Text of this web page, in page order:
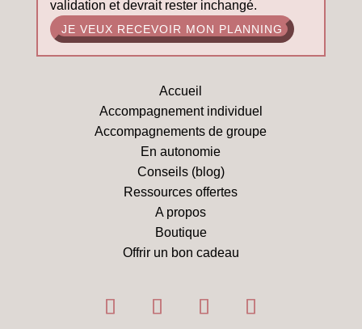
validation et devrait rester inchangé.
Accueil
Accompagnement individuel
Accompagnements de groupe
En autonomie
Conseils (blog)
Ressources offertes
A propos
Boutique
Offrir un bon cadeau